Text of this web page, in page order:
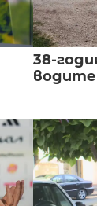
38-
водите